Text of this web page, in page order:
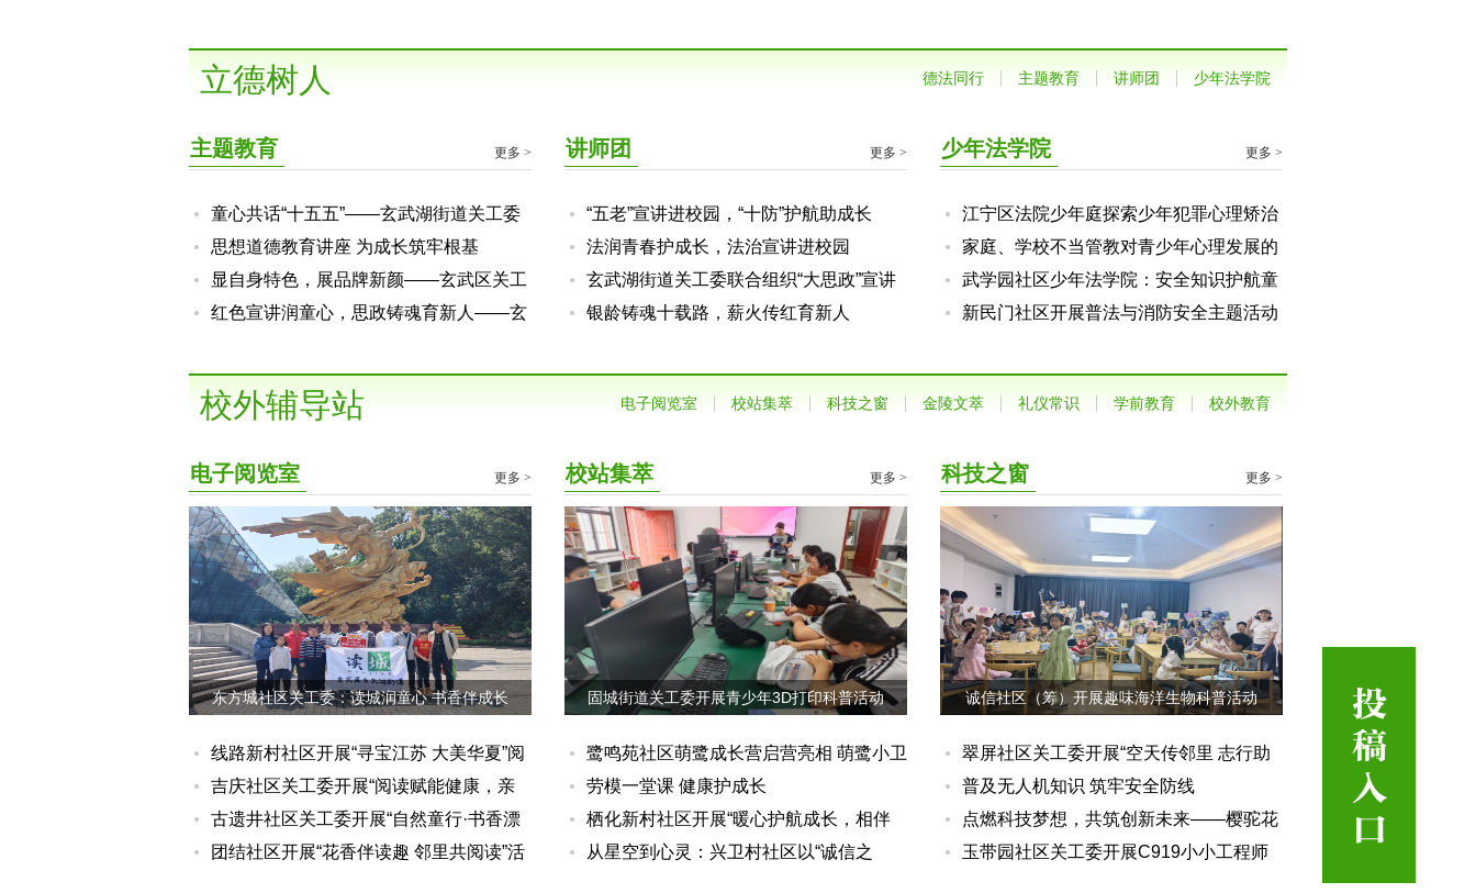
营如约而至
立德树人 德法同行 主题教育 讲师团 少年法学院
主题教育 更多 >
童心共话“十五五”——玄武湖街道关工委
开展“十五五”主题宣讲活动
思想道德教育讲座 为成长筑牢根基
显自身特色，展品牌新颜——玄武区关工
委召开2026年商务楼宇关工委工作会议
红色宣讲润童心，思政铸魂育新人——玄
路小学
讲师团 更多 >
“五老”宣讲进校园，“十防”护航助成长
法润青春护成长，法治宣讲进校园
玄武湖街道关工委联合组织“大思政”宣讲
走进玄武中等专业学校
银龄铸魂十载路，薪火传红育新人
少年法学院 更多 >
江宁区法院少年庭探索少年犯罪心理矫治
的具体做法
家庭、学校不当管教对青少年心理发展的
危害
武学园社区少年法学院：安全知识护航童
心成长
新民门社区开展普法与消防安全主题活动
校外辅导站 电子阅览室 校站集萃 科技之窗 金陵文萃 礼仪常识 学前教育 校外教育
电子阅览室 更多 >
东方城社区关工委：读城润童心 书香伴成长
线路新村社区开展“寻宝江苏 大美华夏”阅
读分享会暨环红山亲子主题活动
吉庆社区关工委开展“阅读赋能健康，亲
子共筑成长”活动
古遗井社区关工委开展“自然童行·书香漂
流”亲子阅读漂流活动
团结社区开展“花香伴读趣 邻里共阅读”活
校站集萃 更多 >
固城街道关工委开展青少年3D打印科普活动
鹭鸣苑社区萌鹭成长营启营亮相 萌鹭小卫
士安全大闯关
劳模一堂课 健康护成长
栖化新村社区开展“暖心护航成长，相伴
点亮周六”春风行动
从星空到心灵：兴卫村社区以“诚信之
科技之窗 更多 >
诚信社区（筹）开展趣味海洋生物科普活动
翠屏社区关工委开展“空天传邻里 志行助
梦飞”航空航天科普活动
普及无人机知识 筑牢安全防线
点燃科技梦想，共筑创新未来——樱驼花
园社区关工委“3D打印进校园”活动走进樱
玉带园社区关工委开展C919小小工程师